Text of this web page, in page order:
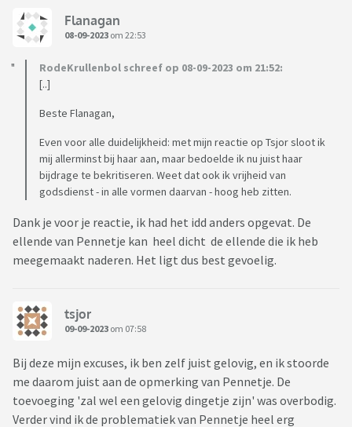
Flanagan
08-09-2023 om 22:53
RodeKrullenbol schreef op 08-09-2023 om 21:52:
[..]
Beste Flanagan,
Even voor alle duidelijkheid: met mijn reactie op Tsjor sloot ik
mij allerminst bij haar aan, maar bedoelde ik nu juist haar
bijdrage te bekritiseren. Weet dat ook ik vrijheid van
godsdienst - in alle vormen daarvan - hoog heb zitten.
Dank je voor je reactie, ik had het idd anders opgevat. De
ellende van Pennetje kan heel dicht de ellende die ik heb
meegemaakt naderen. Het ligt dus best gevoelig.
tsjor
09-09-2023 om 07:58
Bij deze mijn excuses, ik ben zelf juist gelovig, en ik stoorde
me daarom juist aan de opmerking van Pennetje. De
toevoeging 'zal wel een gelovig dingetje zijn' was overbodig.
Verder vind ik de problematiek van Pennetje heel erg